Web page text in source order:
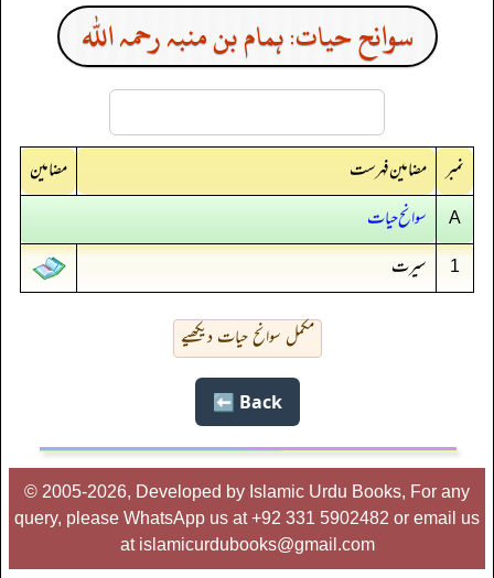
سوانح حیات: ہمام بن منبہ رحمہ اللہ
نمبر مضامین فہرست مضامین
A سوانح حیات​
1 سیرت
مکمل سوانح حیات دیکھیے
Back ⬅️
© 2005-2026, Developed by Islamic Urdu Books, For any
query, please WhatsApp us at +92 331 5902482 or email us
at islamicurdubooks@gmail.com